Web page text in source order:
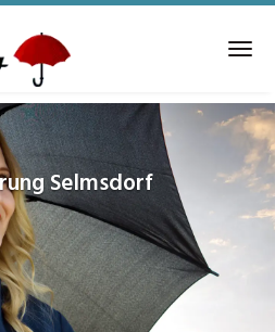
Selmsdorf